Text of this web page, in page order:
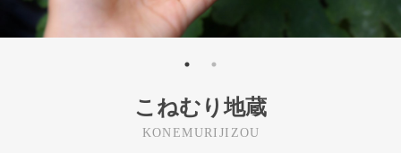
こねむり地蔵
KONEMURIJIZOU